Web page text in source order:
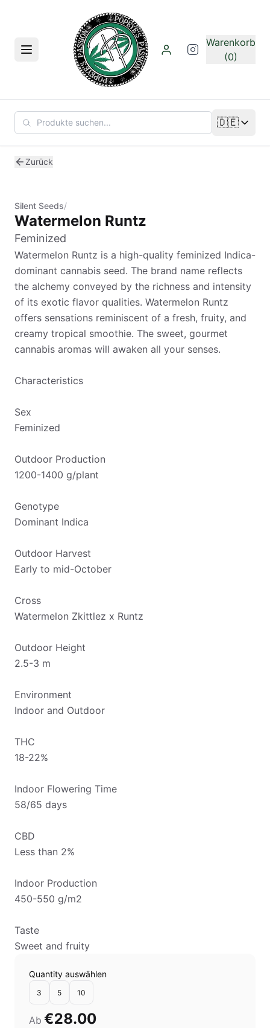
Menü
Warenkorb
(0)
🇩🇪
Sprache
Zurück
Silent Seeds/
Watermelon Runtz
Feminized
Watermelon Runtz is a high-quality feminized Indica-
dominant cannabis seed. The brand name reflects
the alchemy conveyed by the richness and intensity
of its exotic flavor qualities. Watermelon Runtz
offers sensations reminiscent of a fresh, fruity, and
creamy tropical smoothie. The sweet, gourmet
cannabis aromas will awaken all your senses.
Characteristics
Sex
Feminized
Outdoor Production
1200-1400 g/plant
Genotype
Dominant Indica
Outdoor Harvest
Early to mid-October
Cross
Watermelon Zkittlez x Runtz
Outdoor Height
2.5-3 m
Environment
Indoor and Outdoor
THC
18-22%
Indoor Flowering Time
58/65 days
CBD
Less than 2%
Indoor Production
450-550 g/m2
Taste
Sweet and fruity
Quantity auswählen
3 5 10
Ab €28.00